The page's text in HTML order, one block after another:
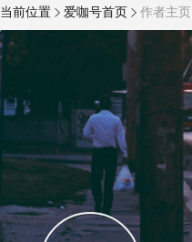
当前位置 爱咖号首页 作者主页